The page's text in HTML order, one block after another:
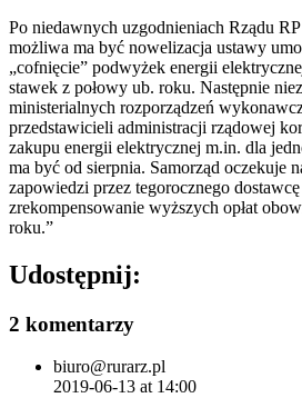
Po niedawnych uzgodnieniach Rządu
możliwa ma być nowelizacja ustawy
„cofnięcie” podwyżek energii
stawek z połowy ub. roku. Następnie
ministerialnych rozporządzeń
przedstawicieli administracji rządowej
zakupu energii elektrycznej m.in. dla
ma być od sierpnia. Samorząd oczekuje
zapowiedzi przez tegorocznego
zrekompensowanie wyższych opłat
roku.”
Udostępnij:
2 komentarzy
biuro@rurarz.pl
2019-06-13 at 14:00